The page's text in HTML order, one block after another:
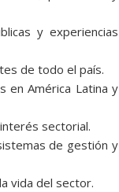
y experiencias
de todo el país.
en América Latina y
sectorial.
de gestión y
vida del sector.